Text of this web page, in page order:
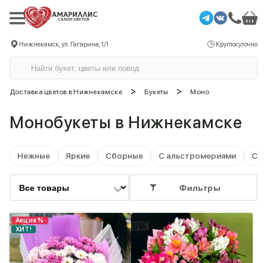
Нижнекамск, ул. Гагарина, 1/1 Круглосуточно
Доставка цветов в Нижнекамске > Букеты > Моно
Монобукеты в Нижнекамске
Нежные Яркие Сборные С альстромериями С
Фильтры
Акция %
ХИТ!